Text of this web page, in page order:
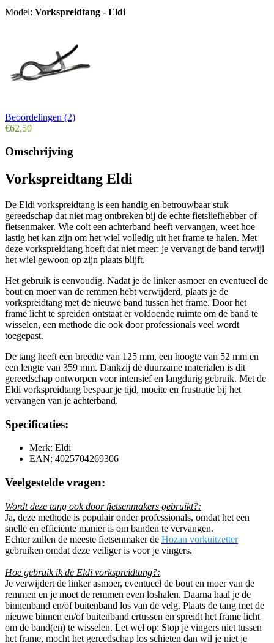
Model: Vorkspreidtang - Eldi
Beoordelingen (2)
€62,50
Omschrijving
Vorkspreidtang Eldi
De Eldi vorkspreidtang is een handig en betrouwbaar stuk
gereedschap dat niet mag ontbreken bij de echte fietsliefhebber of
fietsenmaker. Wie ooit een achterband heeft vervangen, weet hoe
lastig het kan zijn om het wiel volledig uit het frame te halen. Met
deze vorkspreidtang hoeft dat niet meer: je vervangt de band terwijl
het wiel gewoon op zijn plaats blijft.
Het gebruik is eenvoudig. Nadat je de linker asmoer en eventueel de
bout en moer van de remmen hebt verwijderd, plaats je de
vorkspreidtang met de nieuwe band tussen het frame. Door het
frame licht te spreiden ontstaat er voldoende ruimte om de band te
wisselen, een methode die ook door professionals veel wordt
toegepast.
De tang heeft een breedte van 125 mm, een hoogte van 52 mm en
een lengte van 359 mm. Dankzij de duurzame materialen is dit
gereedschap ontworpen voor intensief en langdurig gebruik. Met de
Eldi vorkspreidtang bespaar je tijd, moeite en frustratie bij het
vervangen van je achterband.
Specificaties:
Merk: Eldi
EAN: 4025704269306
Veelgestelde vragen:
Wordt deze tang ook door fietsenmakers gebruikt?:
Ja, deze methode is populair onder professionals, omdat het een
snelle en efficiënte manier is om banden te vervangen.
Echter zullen de meeste fietsenmaker de Hozan vorkuitzetter
gebruiken omdat deze veiliger is voor je vingers.
Hoe gebruik ik de Eldi vorkspreidtang?:
Je verwijdert de linker asmoer, eventueel de bout en moer van de
remmen en je moet de remmen even loshalen. Daarna haal je de
binnenband en/of buitenband los van de velg. Plaats de tang met de
nieuwe binnen en/of buitenband ertussen en spreidt het frame licht
om de band(en) te wisselen. Let wel op: Stop je vingers niet tussen
het frame, mocht het gereedschap los schieten dan wil je niet je